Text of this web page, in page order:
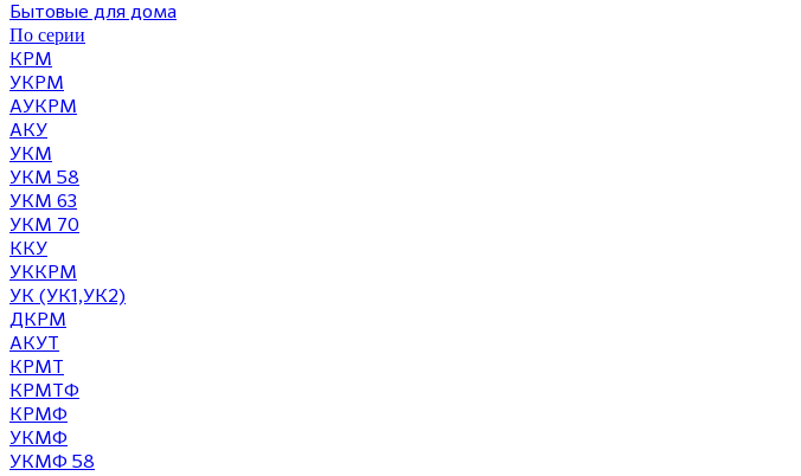
Бытовые для дома
По серии
КРМ
УКРМ
АУКРМ
АКУ
УКМ
УКМ 58
УКМ 63
УКМ 70
ККУ
УККРМ
УК (УК1,УК2)
ДКРМ
АКУТ
КРМТ
КРМТФ
КРМФ
УКМФ
УКМФ 58